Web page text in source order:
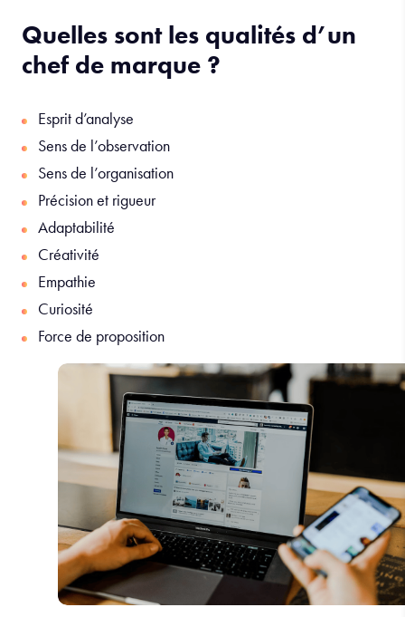
Quelles sont les qualités d’un
chef de marque ?
Esprit d’analyse
Sens de l’observation
Sens de l’organisation
Précision et rigueur
Adaptabilité
Créativité
Empathie
Curiosité
Force de proposition